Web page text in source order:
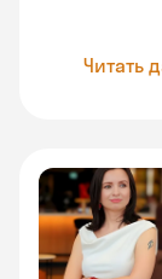
Читать